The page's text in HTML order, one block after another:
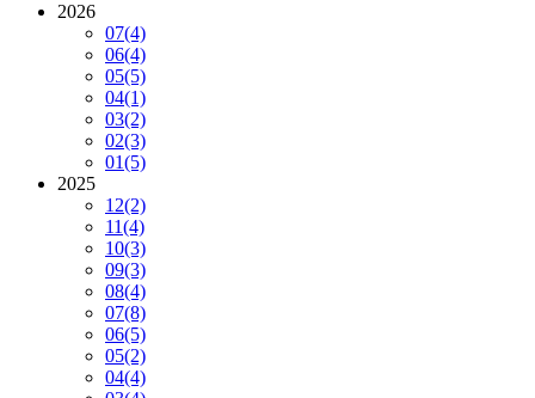
2026
07(4)
06(4)
05(5)
04(1)
03(2)
02(3)
01(5)
2025
12(2)
11(4)
10(3)
09(3)
08(4)
07(8)
06(5)
05(2)
04(4)